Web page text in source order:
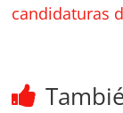
candidaturas